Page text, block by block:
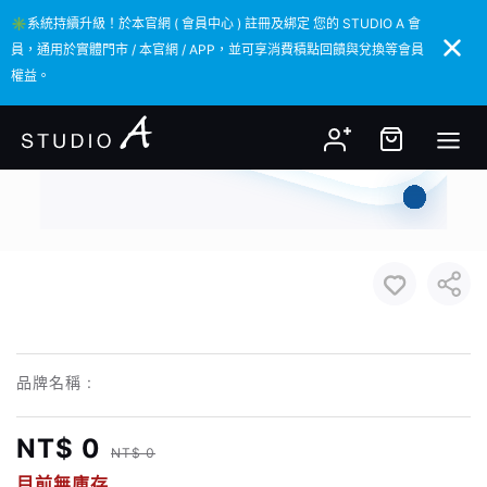
✳️系統持續升級！於本官網 ( 會員中心 ) 註冊及綁定 您的 STUDIO A 會
員，通用於實體門市 / 本官網 / APP，並可享消費積點回饋與兌換等會員
權益。
✳️系統持續升級！於本官網 ( 會員中心 ) 註冊及綁定 您的 STUDIO A 會
員，通用於實體門市 / 本官網 / APP，並可享消費積點回饋與兌換等會員
權益。
品牌名稱 :
NT$ 0 NT$ 0